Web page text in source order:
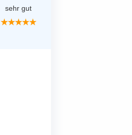
sehr gut
★★★★★